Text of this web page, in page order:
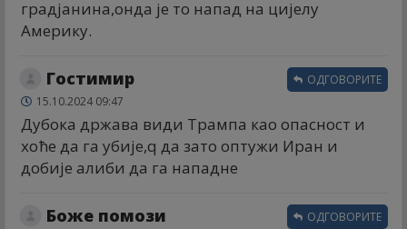
градјанина,онда је то напад на цијелу
Америку.
Гостимир
15.10.2024 09:47
Дубока држава види Трампа као опасност и
хоће да га убије,q да зато оптужи Иран и
добије алиби да га нападне
ОДГОВОРИТЕ
Боже помози ОДГОВОРИТЕ